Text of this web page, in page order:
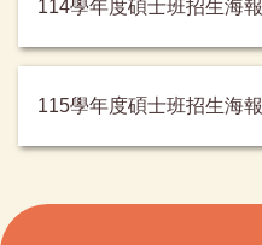
114學年度碩士班招生海報
115學年度碩士班招生海報